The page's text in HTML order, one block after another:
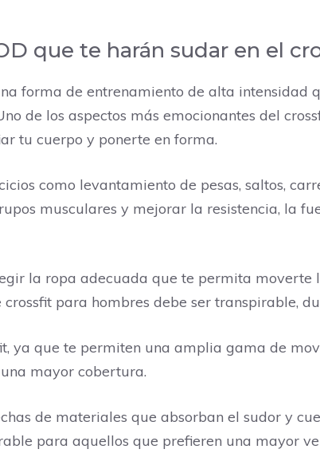
que te harán sudar en el
forma de entrenamiento de alta intensidad
de los aspectos más emocionantes del
tu cuerpo y ponerte en forma.
como levantamiento de pesas, saltos,
musculares y mejorar la resistencia, la
la ropa adecuada que te permita moverte
para hombres debe ser transpirable,
ya que te permiten una amplia gama de
mayor cobertura.
de materiales que absorban el sudor y
para aquellos que prefieren una mayor